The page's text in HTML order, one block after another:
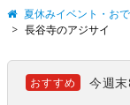
夏休みイベント・お
長谷寺のアジサイ
おすすめ 今週